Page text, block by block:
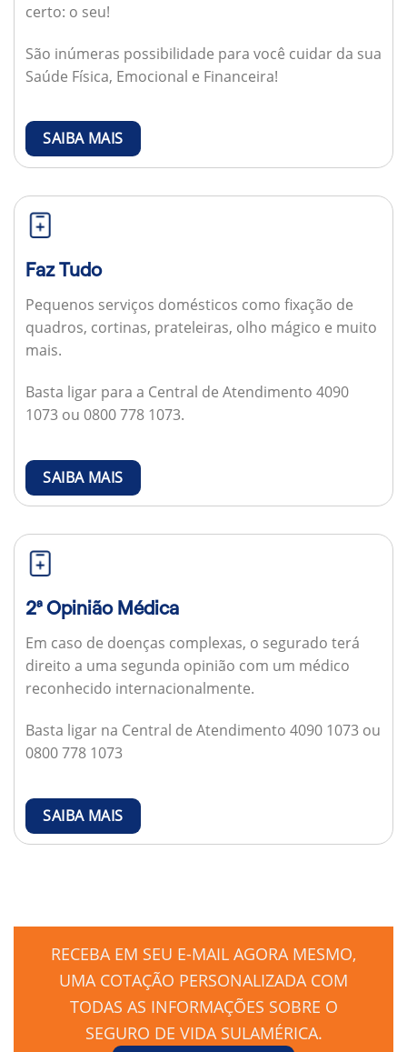
certo: o seu!
São inúmeras possibilidade para você cuidar da sua
Saúde Física, Emocional e Financeira!
SAIBA MAIS
Faz Tudo
Pequenos serviços domésticos como fixação de
quadros, cortinas, prateleiras, olho mágico e muito
mais.
Basta ligar para a Central de Atendimento 4090
1073 ou 0800 778 1073.
SAIBA MAIS
2ª Opinião Médica
Em caso de doenças complexas, o segurado terá
direito a uma segunda opinião com um médico
reconhecido internacionalmente.
Basta ligar na Central de Atendimento 4090 1073 ou
0800 778 1073
SAIBA MAIS
RECEBA EM SEU E-MAIL AGORA MESMO,
UMA COTAÇÃO PERSONALIZADA COM
TODAS AS INFORMAÇÕES SOBRE O
SEGURO DE VIDA SULAMÉRICA.